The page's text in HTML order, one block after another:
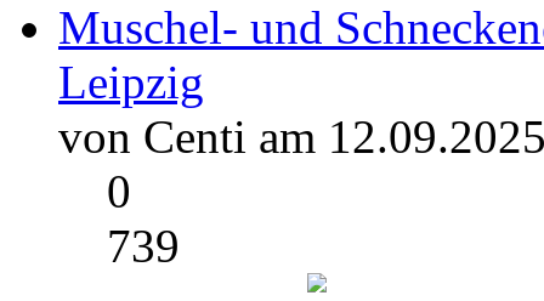
Muschel- und
Leipzig
von Centi am
0
739